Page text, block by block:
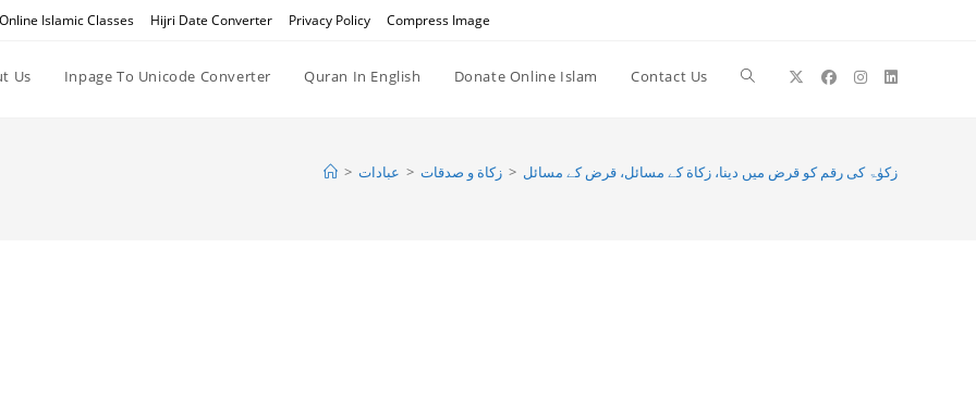
Online Islamic Classes Hijri Date Converter Privacy Policy Compress Image
Us Inpage To Unicode Converter Quran In English Donate Online Islam Contact Us Toggle
> عبادات > زکاة و صدقات > زکوٰۃ کی رقم کو قرض میں دینا، زكاة كے مسائل، قرض كے مسائل